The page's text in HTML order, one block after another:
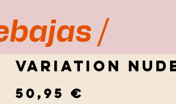
Variation
50,95 €
/